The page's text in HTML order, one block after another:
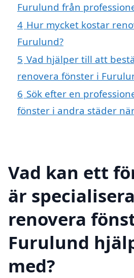
Furulund från
4 Hur mycket kostar
Furulund?
5 Vad hjälper till att
renovera fönster i
6 Sök efter en
fönster i andra städer
Vad kan ett
är
renovera
Furulund
med?